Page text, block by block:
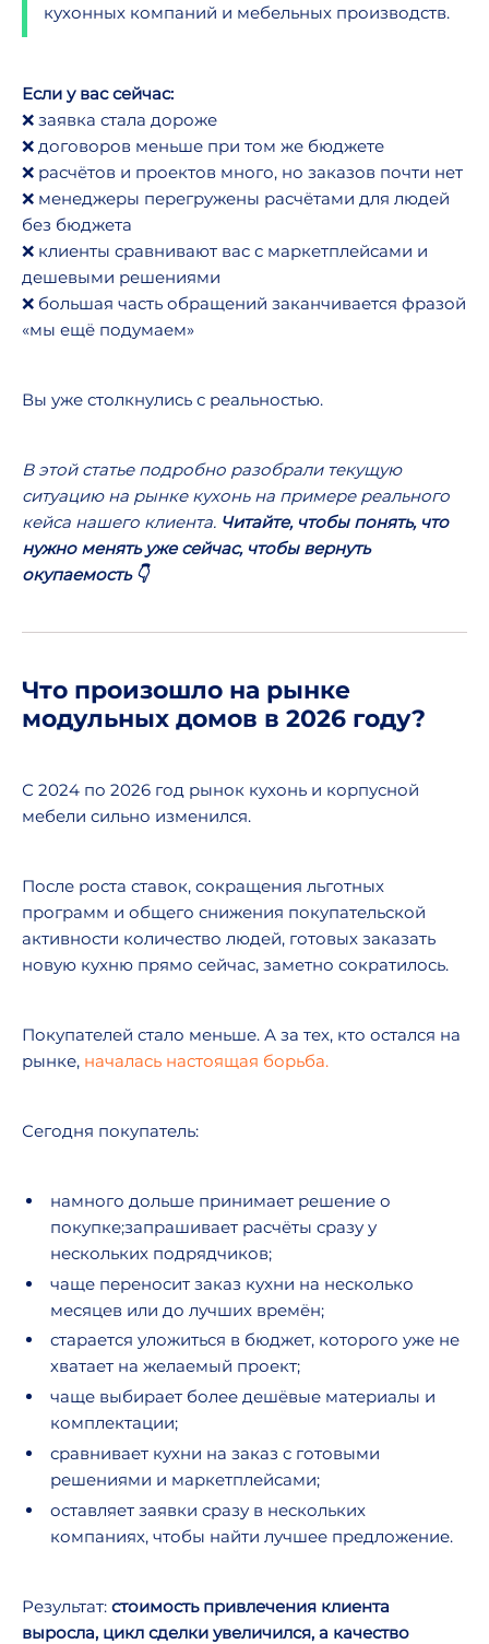
кухонных компаний и мебельных производств.
Если у вас сейчас:
❌ заявка стала дороже
❌ договоров меньше при том же бюджете
❌ расчётов и проектов много, но заказов почти нет
❌ менеджеры перегружены расчётами для людей
без бюджета
❌ клиенты сравнивают вас с маркетплейсами и
дешевыми решениями
❌ большая часть обращений заканчивается фразой
«мы ещё подумаем»
Вы уже столкнулись с реальностью.
В этой статье подробно разобрали текущую
ситуацию на рынке кухонь на примере реального
кейса нашего клиента. Читайте, чтобы понять, что
нужно менять уже сейчас, чтобы вернуть
окупаемость 👇
Что произошло на рынке
модульных домов в 2026 году?
С 2024 по 2026 год рынок кухонь и корпусной
мебели сильно изменился.
После роста ставок, сокращения льготных
программ и общего снижения покупательской
активности количество людей, готовых заказать
новую кухню прямо сейчас, заметно сократилось.
Покупателей стало меньше. А за тех, кто остался на
рынке, началась настоящая борьба.
Сегодня покупатель:
намного дольше принимает решение о
покупке;запрашивает расчёты сразу у
нескольких подрядчиков;
чаще переносит заказ кухни на несколько
месяцев или до лучших времён;
старается уложиться в бюджет, которого уже не
хватает на желаемый проект;
чаще выбирает более дешёвые материалы и
комплектации;
сравнивает кухни на заказ с готовыми
решениями и маркетплейсами;
оставляет заявки сразу в нескольких
компаниях, чтобы найти лучшее предложение.
Результат: стоимость привлечения клиента
выросла, цикл сделки увеличился, а качество